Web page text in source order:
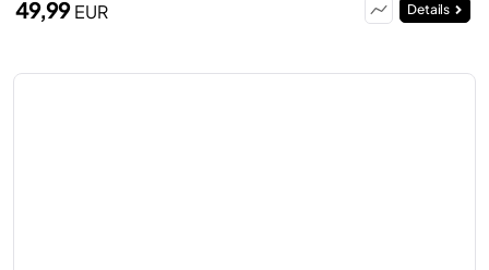
49,99EUR Details